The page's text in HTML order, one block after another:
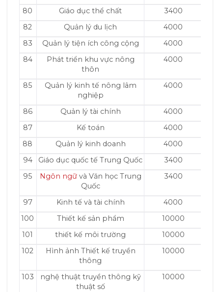
80 Giáo dục thể chất
3400
82
Quản lý du lịch
4000
83
Quản lý tiện ích công cộng
4000
84
Phát triển khu vực nông
thôn
4000
85
Quản lý kinh tế nông lâm
nghiệp
4000
86 Quản lý tài chính
4000
87
Kế toán
4000
88
Quản lý kinh doanh
4000
94
Giáo dục quốc tế Trung Quốc
3400
95
Ngôn ngữvà Văn học Trung
Quốc
3400
97 Kinh tế và tài chính
4000
100
Thiết kế sản phẩm
10000
101
thiết kế môi trường
10000
102
Hình ảnh Thiết kế truyền
thông
10000
103
nghệ thuật truyền thông kỹ
thuật số
10000